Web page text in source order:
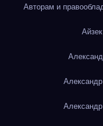
Авторам и